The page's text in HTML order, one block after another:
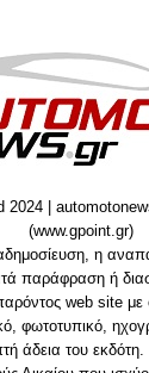
2024 |
(www.gpoint.gr)
η
παράφραση ή
web site με
φωτοτυπικό,
άδεια του